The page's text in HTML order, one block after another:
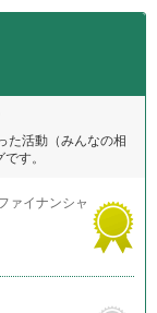
た活動（みんなの相
す。
ァイナンシャ